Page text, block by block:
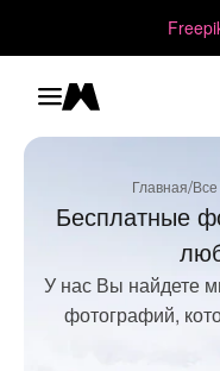
Toggle menu
Magnific
Главная/
Бесплатные
У нас Вы найдете
фотографий,